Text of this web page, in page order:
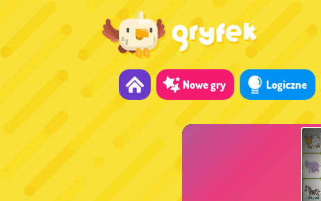
Nowe gry Logiczne